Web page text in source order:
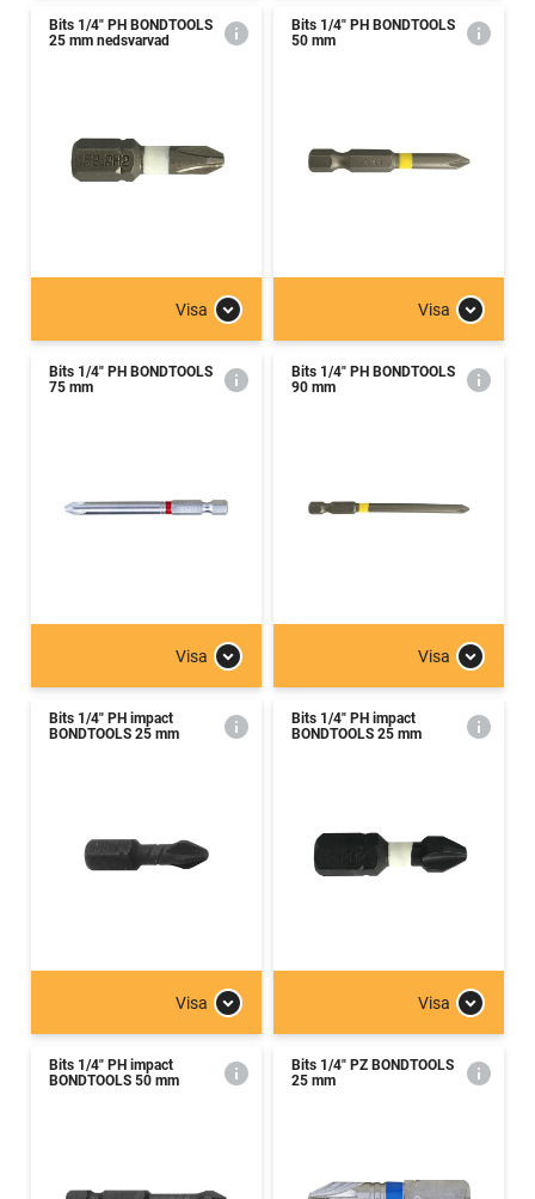
Bits 1/4" PH BONDTOOLS
25 mm nedsvarvad
Visa
Bits 1/4" PH BONDTOOLS
50 mm
Visa
Bits 1/4" PH BONDTOOLS
75 mm
Visa
Bits 1/4" PH BONDTOOLS
90 mm
Visa
Bits 1/4" PH impact
BONDTOOLS 25 mm
Visa
Bits 1/4" PH impact
BONDTOOLS 25 mm
Visa
Bits 1/4" PH impact
BONDTOOLS 50 mm
Bits 1/4" PZ BONDTOOLS
25 mm